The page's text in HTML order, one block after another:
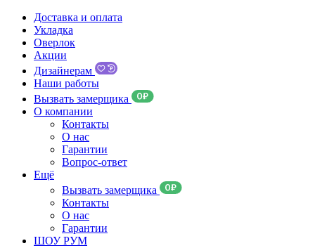
Доставка и оплата
Укладка
Оверлок
Акции
Дизайнерам
Наши работы
Вызвать замерщика
О компании
Контакты
О нас
Гарантии
Вопрос-ответ
Ещё
Вызвать замерщика
Контакты
О нас
Гарантии
ШОУ РУМ